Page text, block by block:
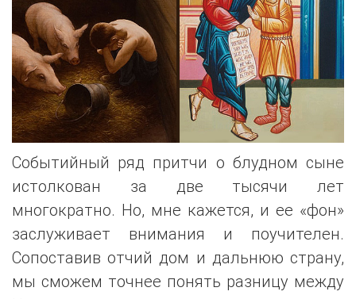
Событийный ряд притчи о блудном сыне
истолкован за две тысячи лет
многократно. Но, мне кажется, и ее «фон»
заслуживает внимания и поучителен.
Сопоставив отчий дом и дальнюю страну,
мы сможем точнее понять разницу между